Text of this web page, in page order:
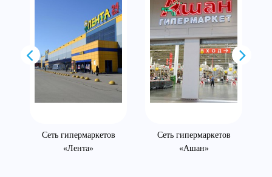
Сеть гипермаркетов
«Лента»
Сеть гипермаркетов
«Ашан»